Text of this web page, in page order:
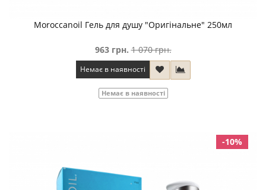
Moroccanoil Гель для душу "Оригінальне" 250мл
963 грн. 1 070 грн.
Немає в наявності
Немає в наявності
-10%